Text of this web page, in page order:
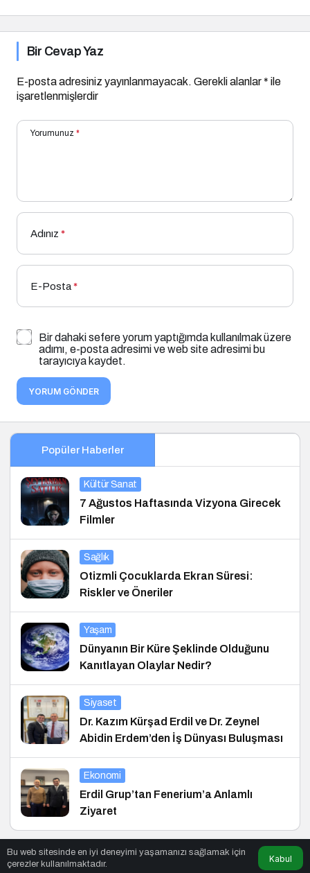
Bir Cevap Yaz
E-posta adresiniz yayınlanmayacak. Gerekli alanlar* ile
işaretlenmişlerdir
Yorumunuz *
Adınız *
E-Posta*
Bir dahaki sefere yorum yaptığımda kullanılmak üzere
adımı, e-posta adresimi ve web site adresimi bu
tarayıcıya kaydet.
YORUM GÖNDER
Popüler Haberler
Kültür Sanat
7 Ağustos Haftasında Vizyona Girecek
Filmler
Sağlık
Otizmli Çocuklarda Ekran Süresi:
Riskler ve Öneriler
Yaşam
Dünyanın Bir Küre Şeklinde Olduğunu
Kanıtlayan Olaylar Nedir?
Siyaset
Dr. Kazım Kürşad Erdil ve Dr. Zeynel
Abidin Erdem’den İş Dünyası Buluşması
Ekonomi
Erdil Grup’tan Fenerium’a Anlamlı
Ziyaret
Bu web sitesinde en iyi deneyimi yaşamanızı sağlamak için
çerezler kullanılmaktadır.
Kabul